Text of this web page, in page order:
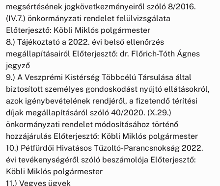
megsértésének jogkövetkezményeiről szóló 8/2016.
(IV.7.) önkormányzati rendelet felülvizsgálata
Előterjesztő: Köbli Miklós polgármester
8.) Tájékoztató a 2022. évi belső ellenőrzés
megállapításairól Előterjesztő: dr. Flőrich-Tóth Ágnes
jegyző
9.) A Veszprémi Kistérség Többcélú Társulása által
biztosított személyes gondoskodást nyújtó ellátásokról,
azok igénybevételének rendjéről, a fizetendő térítési
díjak megállapításáról szóló 40/2020. (X.29.)
önkormányzati rendelet módosításához történő
hozzájárulás Előterjesztő: Köbli Miklós polgármester
10.) Pétfürdői Hivatásos Tűzoltó-Parancsnokság 2022.
évi tevékenységéről szóló beszámolója Előterjesztő:
Köbli Miklós polgármester
11.) Vegyes ügyek